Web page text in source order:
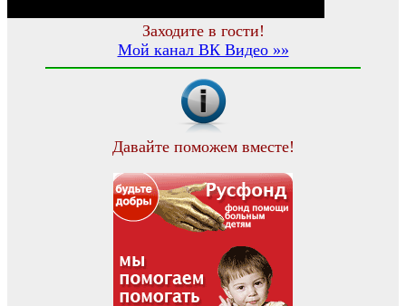
Заходите в гости!
Мой канал ВК Видео »»
Давайте поможем вместе!